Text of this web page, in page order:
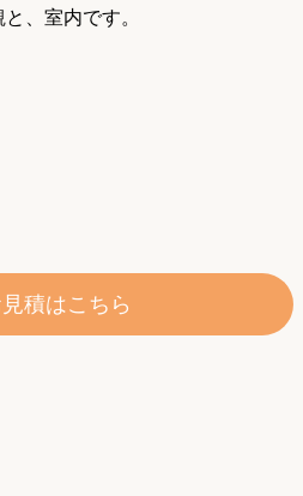
、室内です。
積はこちら